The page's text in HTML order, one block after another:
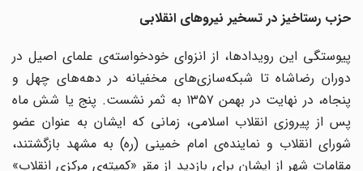
حزب رستاخیز در تسخیر نیروهای انقلابی
پیوستگی این رویدادها، از انزوای خودخواسته‌ی علمای اصیل در
دوران رضاشاه تا شبکه‌سازی‌های مخفیانه در دهه‌های چهل و
پنجاه، در نهایت در بهمن ۱۳۵۷ به ثمر نشست. پنج یا شش ماه
پس از پیروزی انقلاب اسلامی، زمانی که ایشان به عنوان عضو
شورای انقلاب و نماینده‌ی امام خمینی (ره) به مشهد بازگشتند،
مقامات شهر از ایشان برای بازدید از مقر «کمیته‌ی مرکزی انقلاب»